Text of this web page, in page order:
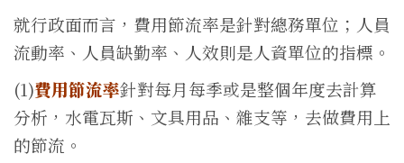
就行政面而言，費用節流率是針對總務單位；人員
流動率、人員缺勤率、人效則是人資單位的指標。
(1)費用節流率針對每月每季或是整個年度去計算
分析，水電瓦斯、文具用品、雜支等，去做費用上
的節流。